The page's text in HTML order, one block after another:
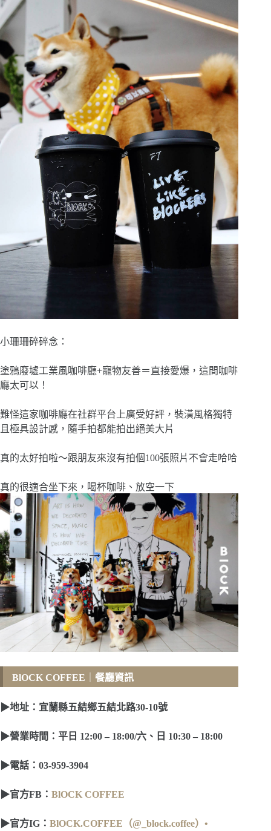
小珊珊碎碎念：
塗鴉廢墟工業風咖啡廳+寵物友善＝直接愛爆，這間咖啡
廳太可以！
難怪這家咖啡廳在社群平台上廣受好評，裝潢風格獨特
且極具設計感，隨手拍都能拍出絕美大片
真的太好拍啦〜跟朋友來沒有拍個100張照片不會走哈哈
真的很適合坐下來，喝杯咖啡、放空一下
BlOCK COFFEE 餐廳資訊
▶地址：宜蘭縣五結鄉五結北路30-10號
▶營業時間 ：平日 12:00 – 18:00/六、日 10:30 – 18:00
▶電話 ：03-959-3904
▶官方FB ： BlOCK COFFEE
▶官方IG ： BlOCK.COFFEE（@_block.coffee）•